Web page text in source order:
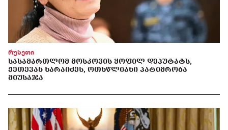
რუსეთი
ᲡᲐᲡᲐᲛᲐᲠᲗᲚᲝᲛ ᲛᲝᲡᲙᲝᲕᲘᲡ ᲧᲝᲤᲘᲚ ᲓᲔᲞᲣᲢᲐᲢᲡ,
ᲥᲔᲗᲔᲕᲐᲜ ᲮᲐᲠᲐᲘᲫᲔᲡ, ᲝᲗᲮᲬᲚᲘᲐᲜᲘ ᲞᲐᲢᲘᲛᲠᲝᲑᲐ
ᲛᲘᲣᲡᲐᲯᲐ